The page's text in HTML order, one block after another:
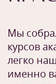
Мы
курсов
легко
именно